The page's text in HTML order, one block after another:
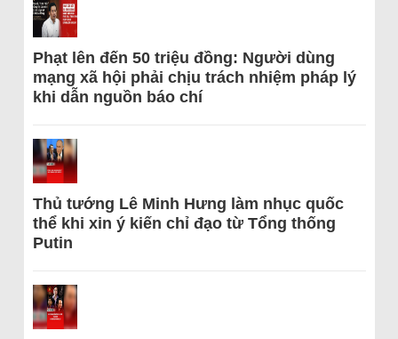
Phạt lên đến 50 triệu đồng: Người dùng
mạng xã hội phải chịu trách nhiệm pháp lý
khi dẫn nguồn báo chí
Thủ tướng Lê Minh Hưng làm nhục quốc
thể khi xin ý kiến chỉ đạo từ Tổng thống
Putin